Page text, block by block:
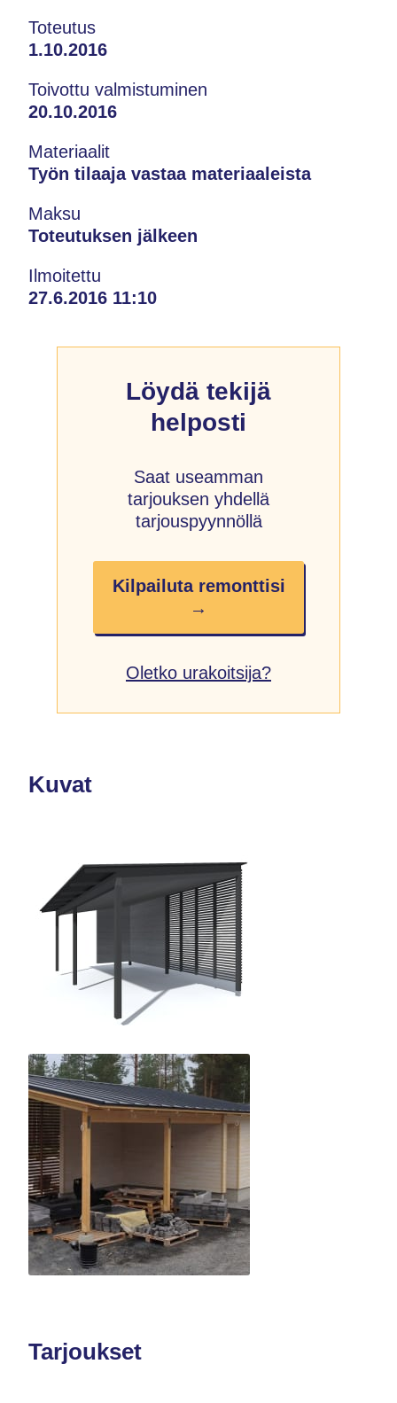
Toteutus
1.10.2016
Toivottu valmistuminen
20.10.2016
Materiaalit
Työn tilaaja vastaa materiaaleista
Maksu
Toteutuksen jälkeen
Ilmoitettu
27.6.2016 11:10
Löydä tekijä
helposti
Saat useamman
tarjouksen yhdellä
tarjouspyynnöllä
Kilpailuta remonttisi
→
Oletko urakoitsija?
Kuvat
Tarjoukset